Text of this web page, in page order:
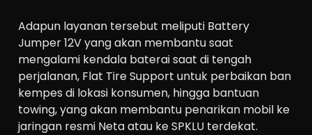
Adapun layanan tersebut meliputi Battery
Jumper 12V yang akan membantu saat
mengalami kendala baterai saat di tengah
perjalanan, Flat Tire Support untuk perbaikan ban
kempes di lokasi konsumen, hingga bantuan
towing, yang akan membantu penarikan mobil ke
jaringan resmi Neta atau ke SPKLU terdekat.